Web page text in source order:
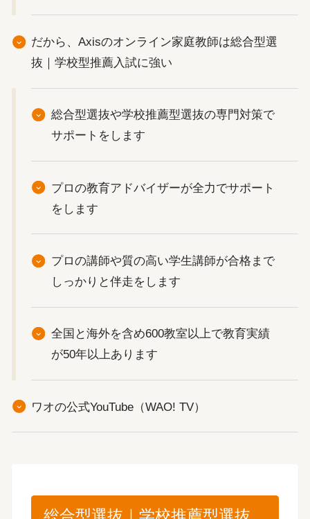
だから、Axisのオンライン家庭教師は総合型選
抜｜学校型推薦入試に強い
総合型選抜や学校推薦型選抜の専門対策で
サポートをします
プロの教育アドバイザーが全力でサポート
をします
プロの講師や質の高い学生講師が合格まで
しっかりと伴走をします
全国と海外を含め600教室以上で教育実績
が50年以上あります
ワオの公式YouTube（WAO! TV）
総合型選抜｜学校推薦型選抜